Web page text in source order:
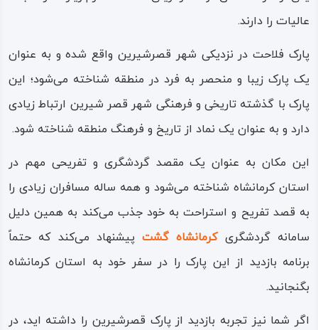
عالیات را دارند.
پارک فلاحت در نزدیکی شهر قصرشیرین واقع شده و به عنوان
یک پارک زیبا و منحصر به فرد در منطقه شناخته می‌شود؛ این
پارک با گذشته تاریخی و فرهنگی شهر قصر شیرین ارتباط زیادی
دارد و به عنوان یک نماد از تاریخ و فرهنگ منطقه شناخته شود.
این مکان به عنوان یک مقصد گردشگری و تفریحی مهم در
استان کرمانشاه شناخته می‌شود و همه ساله مسافران زیادی را
به قصد تفریح و استراحت به خود جذب می‌کند به همین دلیل
سامانه گردشگریکرمانشاه گشتپیشنهاد می‌کند که حتماً
برنامه بازدید از این پارک را در سفر خود به استان کرمانشاه
بگنجانید.
اگر شما نیز تجربه بازدید از پارک قصرشیرین را داشته اید، در